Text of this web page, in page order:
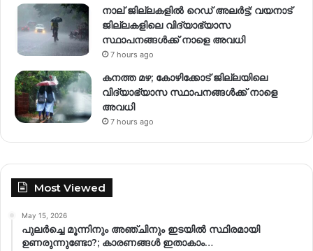
നാല് ജില്ലകളിൽ റെഡ് അലർട്ട്; വയനാട്
ജില്ലകളിലെ വിദ്യാഭ്യാസ
സ്ഥാപനങ്ങൾക്ക് നാളെ അവധി
7 hours ago
കനത്ത മഴ; കോഴിക്കോട് ജില്ലയിലെ
വിദ്യാഭ്യാസ സ്ഥാപനങ്ങൾക്ക് നാളെ
അവധി
7 hours ago
Most Viewed
May 15, 2026
പുലർച്ചെ മൂന്നിനും അഞ്ചിനും ഇടയിൽ സ്ഥിരമായി
ഉണരുന്നുണ്ടോ?; കാരണങ്ങള്‍ ഇതാകാം…